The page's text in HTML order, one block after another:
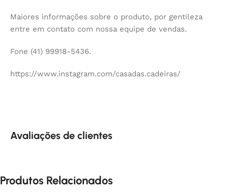
Maiores informações sobre o produto, por gentileza
entre em contato com nossa equipe de vendas.
Fone (41) 99918-5436.
https://www.instagram.com/casadas.cadeiras/
Avaliações de clientes
Produtos Relacionados